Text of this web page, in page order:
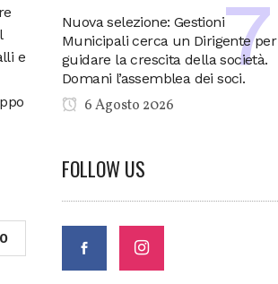
e
0
Nuova selezione: Gestioni
Municipali cerca un Dirigente per
guidare la crescita della società.
Domani l’assemblea dei soci.
6 Agosto 2026
FOLLOW US